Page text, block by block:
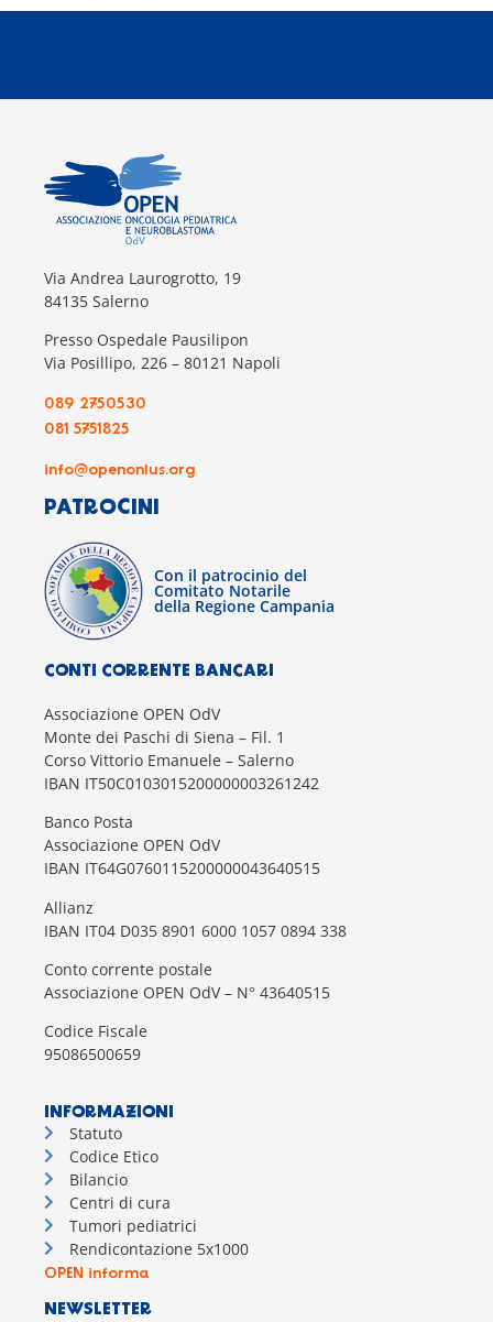
Via Andrea Laurogrotto, 19
84135 Salerno
Presso Ospedale Pausilipon
Via Posillipo, 226 – 80121 Napoli
089 2750530
081 5751825
info@openonlus.org
PATROCINI
Con il patrocinio del
Comitato Notarile
della Regione Campania
CONTI CORRENTE BANCARI
Associazione OPEN OdV
Monte dei Paschi di Siena – Fil. 1
Corso Vittorio Emanuele – Salerno
IBAN IT50C0103015200000003261242
Banco Posta
Associazione OPEN OdV
IBAN IT64G0760115200000043640515
Allianz
IBAN IT04 D035 8901 6000 1057 0894 338
Conto corrente postale
Associazione OPEN OdV – N° 43640515
Codice Fiscale
95086500659
INFORMAZIONI
Statuto
Codice Etico
Bilancio
Centri di cura
Tumori pediatrici
Rendicontazione 5x1000
OPEN informa
NEWSLETTER